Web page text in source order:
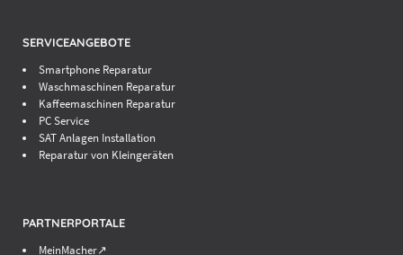
SERVICEANGEBOTE
Smartphone Reparatur
Waschmaschinen Reparatur
Kaffeemaschinen Reparatur
PC Service
SAT Anlagen Installation
Reparatur von Kleingeräten
PARTNERPORTALE
MeinMacher↗